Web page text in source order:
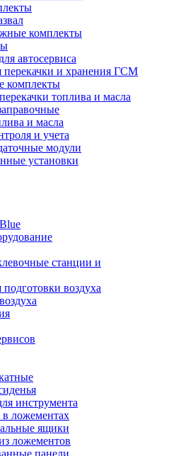
комплекты
автосервиса
перекачки и хранения ГСМ
комплекты
топлива и масла
и масла
и учета
модули
установки
станции и
воздуха
инструмента
ложементах
ящики
ложементов
панели